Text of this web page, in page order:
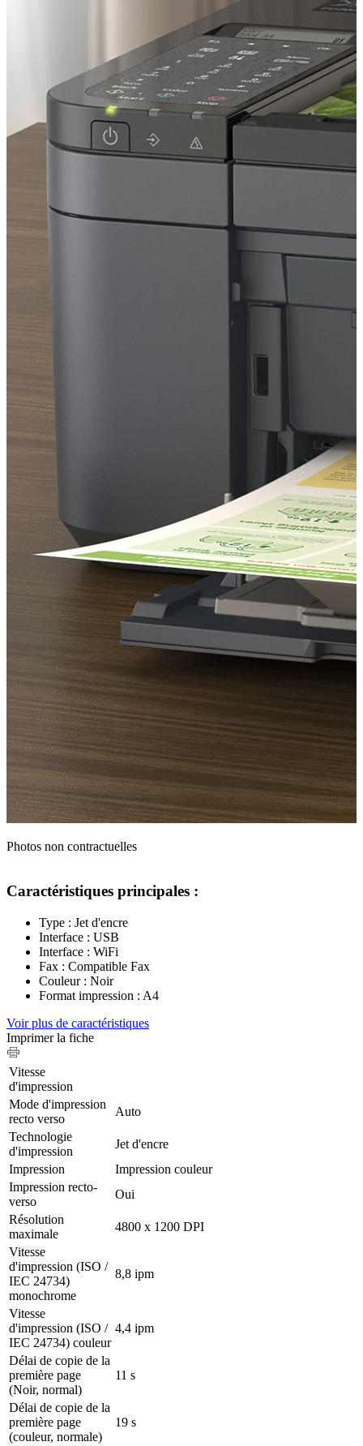
Photos non contractuelles
Caractéristiques principales :
Type : Jet d'encre
Interface : USB
Interface : WiFi
Fax : Compatible Fax
Couleur : Noir
Format impression : A4
Voir plus de caractéristiques
Imprimer la fiche
Vitesse
d'impression
Mode d'impression
recto verso
Auto
Technologie
d'impression
Jet d'encre
Impression
Impression couleur
Impression recto-
verso
Oui
Résolution
maximale
4800 x 1200 DPI
Vitesse
d'impression (ISO /
IEC 24734)
monochrome
8,8 ipm
Vitesse
d'impression (ISO /
IEC 24734) couleur
4,4 ipm
Délai de copie de la
première page
(Noir, normal)
11 s
Délai de copie de la
première page
(couleur, normale)
19 s